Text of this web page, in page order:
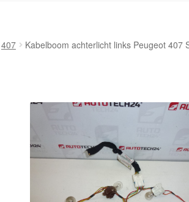
verzendingWinkelwagen
407 Kabelboom achterlicht links Peugeot 407